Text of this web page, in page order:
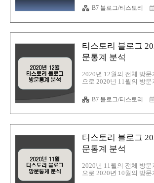
방법에 대해 정리해 둔다.
FastBoot 스킨을 사용하
관련 포스팅도 많아서 블
이 도움이 되었다. 하지
기 시작했다. 파일서버
네일 오류가 생기고, 보
되고, 구에디터에서 신에
의 변화가 있었는데, 모두
수정해야 했다. 무엇보다
맞춰서 최신화가 되었으
지가 못하다는게 한몫했
큰 이유는 신에디터 사용
킨을..
B7 블로그/티스토리
티스토리 블로그
문통계 분석
2020년 12월의 전체 방문
으로 2020년 11월의 방문
은 다음 42.71%, 구글
22.66%, 네이트 1.80%, 기
구글, 네이버순으로 나타
은 조금 증가 하였다.
의 방문자수와 블로그 검
분석하여 정리해보았다.
검색유입(티스토리 방문
리틱스 차트 분석 티스토
12월 방문통계 분석 ▷ 티
2020년 11월 방문통계 분
https://
B7 블로그/티스토리
티스토리 블로그
문통계 분석
2020년 11월의 전체 방문
으로 2020년 10월의 방문